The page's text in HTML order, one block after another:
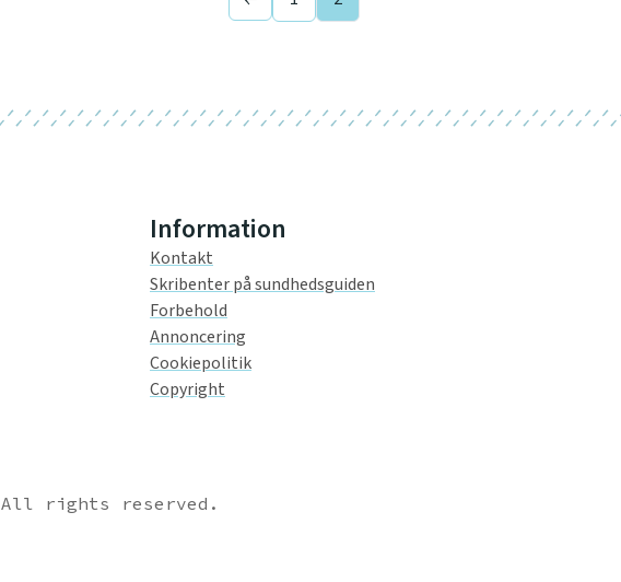
Previous page
Information
Kontakt
Skribenter på sundhedsguiden
Forbehold
Annoncering
Cookiepolitik
Copyright
All rights reserved.